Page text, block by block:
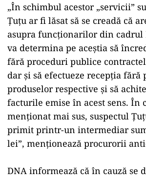
„În schimbul acestor „servicii”
Ţuţu ar fi lăsat să se creadă că
asupra funcţionarilor din cadrul
va determina pe aceştia să
fără proceduri publice
dar şi să efectueze recepţia fără
produselor respective şi să
facturile emise în acest sens. În
menţionat mai sus, suspectul
primit printr-un intermediar
lei”, menţionează procurorii
DNA informează că în cauză se